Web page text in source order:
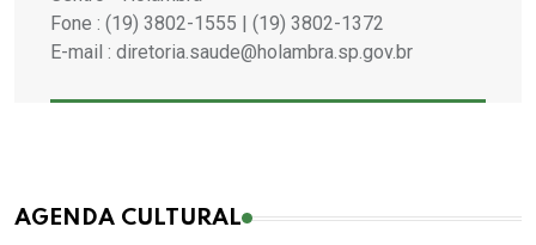
Fone : (19) 3802-1555 | (19) 3802-1372
E-mail : diretoria.saude@holambra.sp.gov.br
AGENDA CULTURAL